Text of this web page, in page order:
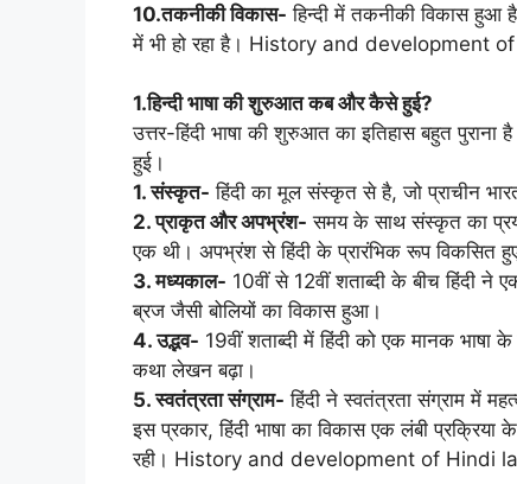
10.तकनीकी विकास- हिन्दी में तकनीकी विकास हुआ
में भी हो रहा है। History and development
1.हिन्दी भाषा की शुरुआत कब और कैसे हुई?
उत्तर-हिंदी भाषा की शुरुआत का इतिहास बहुत
हुई।
1. संस्कृत- हिंदी का मूल संस्कृत से है, जो प्राचीन
2. प्राकृत और अपभ्रंश- समय के साथ संस्कृत का
एक थी। अपभ्रंश से हिंदी के प्रारंभिक रूप विकसित
3. मध्यकाल- 10वीं से 12वीं शताब्दी के बीच हिंदी
ब्रज जैसी बोलियों का विकास हुआ।
4. उद्भव- 19वीं शताब्दी में हिंदी को एक मानक भाषा
कथा लेखन बढ़ा।
5. स्वतंत्रता संग्राम- हिंदी ने स्वतंत्रता संग्राम में
इस प्रकार, हिंदी भाषा का विकास एक लंबी
रही। History and development of Hindi